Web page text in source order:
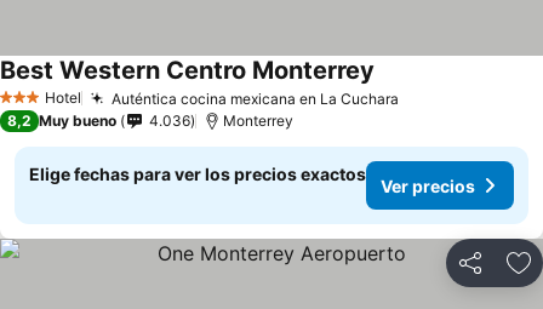
3 Estrellas
Hotel Auténtica cocina mexicana en La Cuchara
Best Western Centro Monterrey
8,2 Muy bueno 4.036 Monterrey
Elige fechas para ver los precios exactos
Ver precios
Compartir